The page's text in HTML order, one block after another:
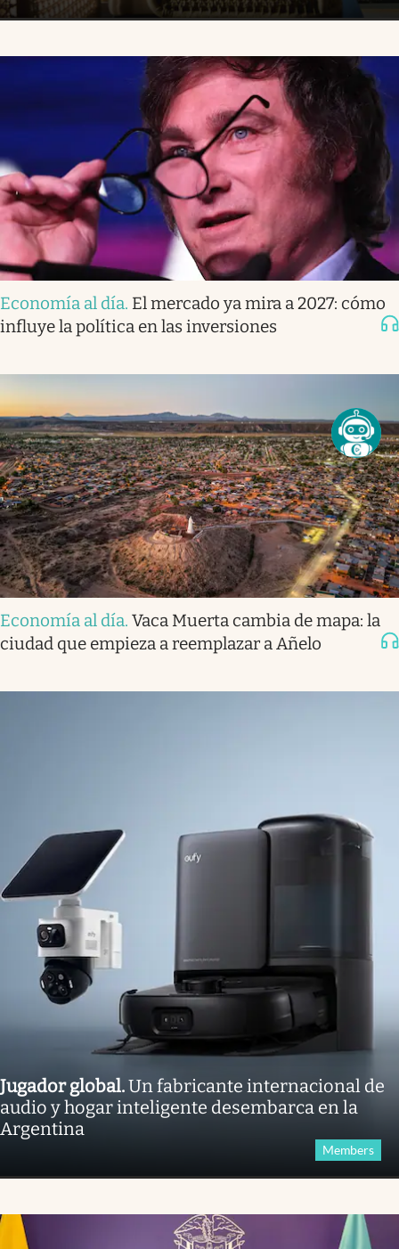
Economía al día. El mercado ya mira a 2027: cómo
influye la política en las inversiones
Economía al día. Vaca Muerta cambia de mapa: la
ciudad que empieza a reemplazar a Añelo
Jugador global.Un fabricante internacional de
audio y hogar inteligente desembarca en la
Argentina
Members